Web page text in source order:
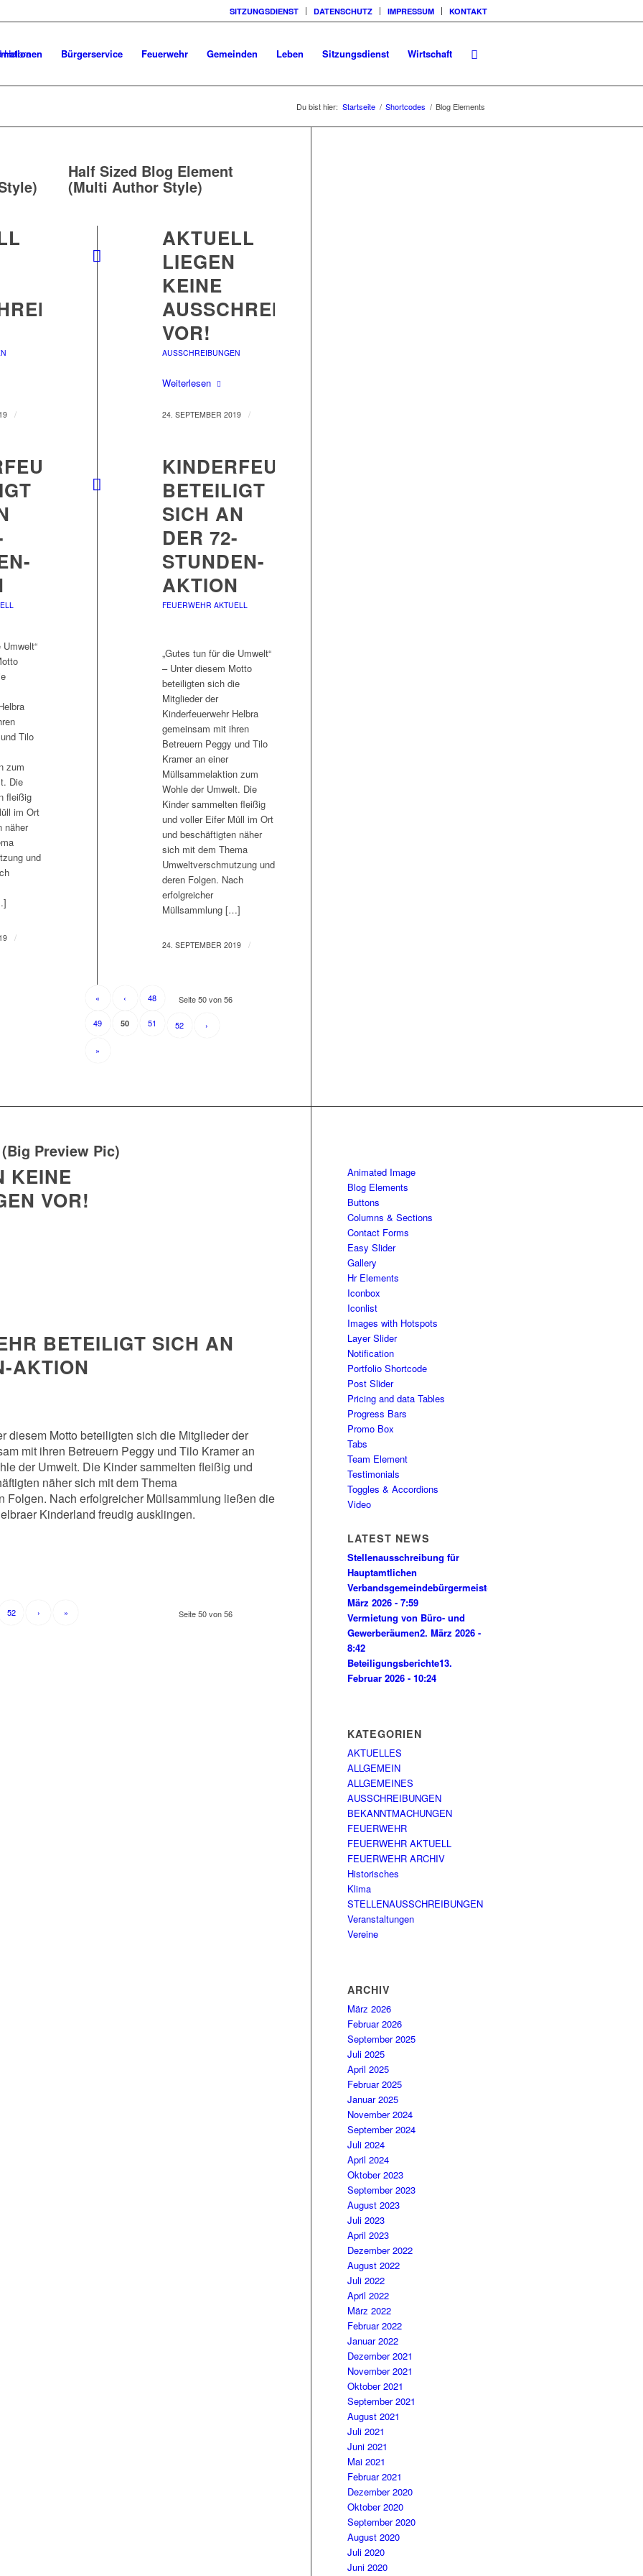
SITZUNGSDIENST DATENSCHUTZ IMPRESSUM KONTAKT
Bürgerservice Feuerwehr Gemeinden Leben Sitzungsdienst Wirtschaft
Du bist hier: Startseite / Shortcodes / Blog Elements
Half Sized Blog Element
(Multi Author Style)
/
Tilo
zum
Die
fleißig
im Ort
näher
und
/
AKTUELL
LIEGEN
KEINE
AUSSCHREIBUNGEN
VOR!
AUSSCHREIBUNGEN
Weiterlesen
24. SEPTEMBER 2019 /
KINDERFEUERWEHR
BETEILIGT
SICH AN
DER 72-
STUNDEN-
AKTION
FEUERWEHR AKTUELL
„Gutes tun für die Umwelt“
– Unter diesem Motto
beteiligten sich die
Mitglieder der
Kinderfeuerwehr Helbra
gemeinsam mit ihren
Betreuern Peggy und Tilo
Kramer an einer
Müllsammelaktion zum
Wohle der Umwelt. Die
Kinder sammelten fleißig
und voller Eifer Müll im Ort
und beschäftigten näher
sich mit dem Thema
Umweltverschmutzung und
deren Folgen. Nach
erfolgreicher
Müllsammlung […]
24. SEPTEMBER 2019 /
Seite 50 von 56
« ‹ 48
49 50 51 52 ›
»
Preview Pic)
KEINE
VOR!
BETEILIGT SICH AN
AKTION
diesem Motto beteiligten sich die Mitglieder der
mit ihren Betreuern Peggy und Tilo Kramer an
der Umwelt. Die Kinder sammelten fleißig und
näher sich mit dem Thema
Folgen. Nach erfolgreicher Müllsammlung ließen die
Kinderland freudig ausklingen.
Seite 50 von 56
52 › »
Animated Image
Blog Elements
Buttons
Columns & Sections
Contact Forms
Easy Slider
Gallery
Hr Elements
Iconbox
Iconlist
Images with Hotspots
Layer Slider
Notification
Portfolio Shortcode
Post Slider
Pricing and data Tables
Progress Bars
Promo Box
Tabs
Team Element
Testimonials
Toggles & Accordions
Video
LATEST NEWS
Stellenausschreibung für
Hauptamtlichen
Verbandsgemeindebürgermeister*
März 2026 - 7:59
Vermietung von Büro- und
Gewerberäumen2. März 2026 -
8:42
Beteiligungsberichte13.
Februar 2026 - 10:24
KATEGORIEN
AKTUELLES
ALLGEMEIN
ALLGEMEINES
AUSSCHREIBUNGEN
BEKANNTMACHUNGEN
FEUERWEHR
FEUERWEHR AKTUELL
FEUERWEHR ARCHIV
Historisches
Klima
STELLENAUSSCHREIBUNGEN
Veranstaltungen
Vereine
ARCHIV
März 2026
Februar 2026
September 2025
Juli 2025
April 2025
Februar 2025
Januar 2025
November 2024
September 2024
Juli 2024
April 2024
Oktober 2023
September 2023
August 2023
Juli 2023
April 2023
Dezember 2022
August 2022
Juli 2022
April 2022
März 2022
Februar 2022
Januar 2022
Dezember 2021
November 2021
Oktober 2021
September 2021
August 2021
Juli 2021
Juni 2021
Mai 2021
Februar 2021
Dezember 2020
Oktober 2020
September 2020
August 2020
Juli 2020
Juni 2020